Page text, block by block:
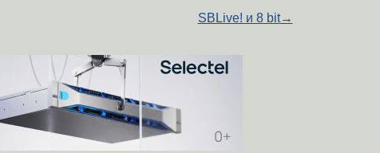
SBLive! и 8 bit→